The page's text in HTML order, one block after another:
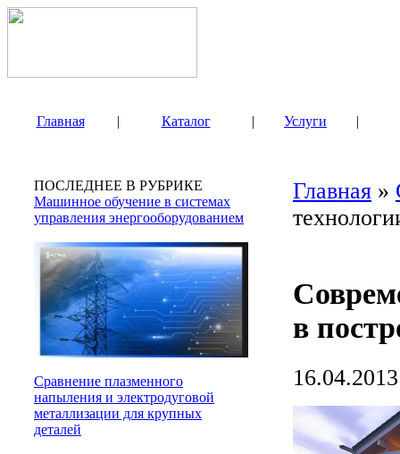
Главная | Каталог | Услуги |
ПОСЛЕДНЕЕ В РУБРИКЕ
Машинное обучение в системах
управления энергооборудованием
Сравнение плазменного
напыления и электродуговой
металлизации для крупных
деталей
Главная »
в
16.04.2013